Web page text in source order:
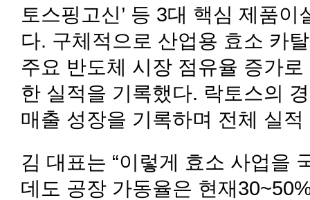
토스핑고신’ 등 3대 핵심 제품
다. 구체적으로 산업용 효소 카
주요 반도체 시장 점유율 증가
한 실적을 기록했다. 락토스의
매출 성장을 기록하며 전체 실
김 대표는 “이렇게 효소 사업을
데도 공장 가동율은 현재